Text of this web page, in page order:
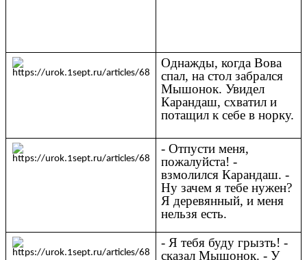
Однажды, когда Вова
спал, на стол забрался
Мышонок. Увидел
Карандаш, схватил и
потащил к себе в норку.
- Отпусти меня,
пожалуйста! -
взмолился Карандаш. -
Ну зачем я тебе нужен?
Я деревянный, и меня
нельзя есть.
- Я тебя буду грызть! -
сказал Мышонок. - У